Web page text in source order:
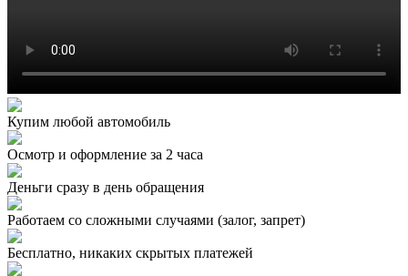
Купим любой автомобиль
Осмотр и оформление за 2 часа
Деньги сразу в день обращения
Работаем со сложными случаями (залог, запрет)
Бесплатно, никаких скрытых платежей